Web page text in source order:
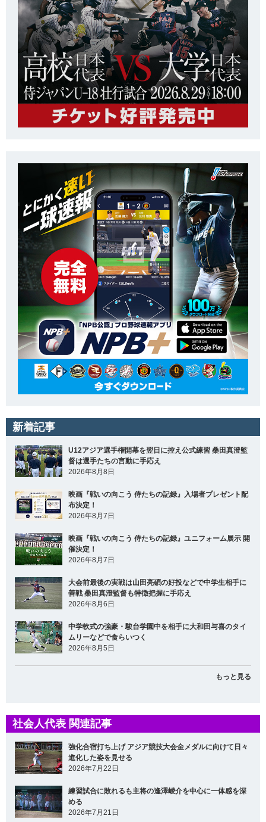
新着記事
U12アジア選手権開幕を翌日に控え公式練習 桑田真澄監
督は選手たちの言動に手応え
2026年8月8日
映画『戦いの向こう 侍たちの記録』入場者プレゼント配
布決定！
2026年8月7日
映画『戦いの向こう 侍たちの記録』ユニフォーム展示 開
催決定！
2026年8月7日
大会前最後の実戦は山田亮碩の好投などで中学生相手に
善戦 桑田真澄監督も特徴把握に手応え
2026年8月6日
中学軟式の強豪・駿台学園中を相手に大和田与喜のタイ
ムリーなどで食らいつく
2026年8月5日
もっと見る
社会人代表 関連記事
強化合宿打ち上げ アジア競技大会金メダルに向けて日々
進化した姿を見せる
2026年7月22日
練習試合に敗れるも主将の逢澤崚介を中心に一体感を深
める
2026年7月21日